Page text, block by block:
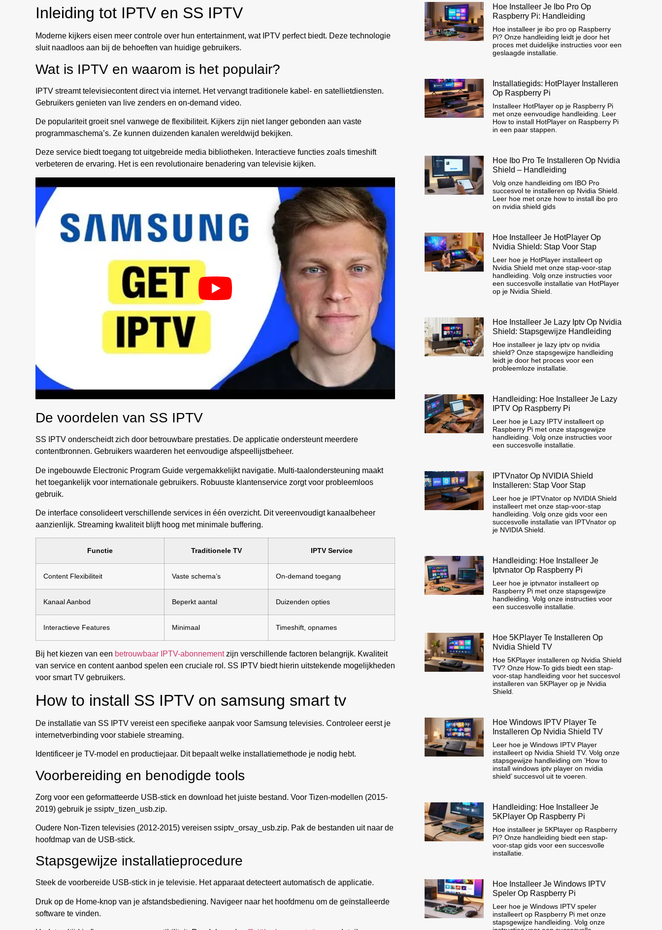
Inleiding tot IPTV en SS IPTV
Moderne kijkers eisen meer controle over hun entertainment, wat IPTV perfect biedt. Deze technologie
sluit naadloos aan bij de behoeften van huidige gebruikers.
Wat is IPTV en waarom is het populair?
IPTV streamt televisiecontent direct via internet. Het vervangt traditionele kabel- en satellietdiensten.
Gebruikers genieten van live zenders en on-demand video.
De populariteit groeit snel vanwege de flexibiliteit. Kijkers zijn niet langer gebonden aan vaste
programmaschema’s. Ze kunnen duizenden kanalen wereldwijd bekijken.
Deze service biedt toegang tot uitgebreide media bibliotheken. Interactieve functies zoals timeshift
verbeteren de ervaring. Het is een revolutionaire benadering van televisie kijken.
De voordelen van SS IPTV
SS IPTV onderscheidt zich door betrouwbare prestaties. De applicatie ondersteunt meerdere
contentbronnen. Gebruikers waarderen het eenvoudige afspeellijstbeheer.
De ingebouwde Electronic Program Guide vergemakkelijkt navigatie. Multi-taalondersteuning maakt
het toegankelijk voor internationale gebruikers. Robuuste klantenservice zorgt voor probleemloos
gebruik.
De interface consolideert verschillende services in één overzicht. Dit vereenvoudigt kanaalbeheer
aanzienlijk. Streaming kwaliteit blijft hoog met minimale buffering.
Functie Traditionele TV IPTV Service
Content Flexibiliteit Vaste schema’s On-demand toegang
Kanaal Aanbod Beperkt aantal Duizenden opties
Interactieve Features Minimaal Timeshift, opnames
Bij het kiezen van een betrouwbaar IPTV-abonnementzijn verschillende factoren belangrijk. Kwaliteit
van service en content aanbod spelen een cruciale rol. SS IPTV biedt hierin uitstekende mogelijkheden
voor smart TV gebruikers.
How to install SS IPTV on samsung smart tv
De installatie van SS IPTV vereist een specifieke aanpak voor Samsung televisies. Controleer eerst je
internetverbinding voor stabiele streaming.
Identificeer je TV-model en productiejaar. Dit bepaalt welke installatiemethode je nodig hebt.
Voorbereiding en benodigde tools
Zorg voor een geformatteerde USB-stick en download het juiste bestand. Voor Tizen-modellen (2015-
2019) gebruik je ssiptv_tizen_usb.zip.
Oudere Non-Tizen televisies (2012-2015) vereisen ssiptv_orsay_usb.zip. Pak de bestanden uit naar de
hoofdmap van de USB-stick.
Stapsgewijze installatieprocedure
Steek de voorbereide USB-stick in je televisie. Het apparaat detecteert automatisch de applicatie.
Druk op de Home-knop van je afstandsbediening. Navigeer naar het hoofdmenu om de geïnstalleerde
software te vinden.
Hoe Installeer Je Ibo Pro Op
Raspberry Pi: Handleiding
Hoe installeer je ibo pro op Raspberry
Pi? Onze handleiding leidt je door het
proces met duidelijke instructies voor een
geslaagde installatie.
Installatiegids: HotPlayer Installeren
Op Raspberry Pi
Installeer HotPlayer op je Raspberry Pi
met onze eenvoudige handleiding. Leer
How to install HotPlayer on Raspberry Pi
in een paar stappen.
Hoe Ibo Pro Te Installeren Op Nvidia
Shield – Handleiding
Volg onze handleiding om IBO Pro
succesvol te installeren op Nvidia Shield.
Leer hoe met onze how to install ibo pro
on nvidia shield gids
Hoe Installeer Je HotPlayer Op
Nvidia Shield: Stap Voor Stap
Leer hoe je HotPlayer installeert op
Nvidia Shield met onze stap-voor-stap
handleiding. Volg onze instructies voor
een succesvolle installatie van HotPlayer
op je Nvidia Shield.
Hoe Installeer Je Lazy Iptv Op Nvidia
Shield: Stapsgewijze Handleiding
Hoe installeer je lazy iptv op nvidia
shield? Onze stapsgewijze handleiding
leidt je door het proces voor een
probleemloze installatie.
Handleiding: Hoe Installeer Je Lazy
IPTV Op Raspberry Pi
Leer hoe je Lazy IPTV installeert op
Raspberry Pi met onze stapsgewijze
handleiding. Volg onze instructies voor
een succesvolle installatie.
IPTVnator Op NVIDIA Shield
Installeren: Stap Voor Stap
Leer hoe je IPTVnator op NVIDIA Shield
installeert met onze stap-voor-stap
handleiding. Volg onze gids voor een
succesvolle installatie van IPTVnator op
je NVIDIA Shield.
Handleiding: Hoe Installeer Je
Iptvnator Op Raspberry Pi
Leer hoe je iptvnator installeert op
Raspberry Pi met onze stapsgewijze
handleiding. Volg onze instructies voor
een succesvolle installatie.
Hoe 5KPlayer Te Installeren Op
Nvidia Shield TV
Hoe 5KPlayer installeren op Nvidia Shield
TV? Onze How-To gids biedt een stap-
voor-stap handleiding voor het succesvol
installeren van 5KPlayer op je Nvidia
Shield.
Hoe Windows IPTV Player Te
Installeren Op Nvidia Shield TV
Leer hoe je Windows IPTV Player
installeert op Nvidia Shield TV. Volg onze
stapsgewijze handleiding om ’How to
install windows iptv player on nvidia
shield’ succesvol uit te voeren.
Handleiding: Hoe Installeer Je
5KPlayer Op Raspberry Pi
Hoe installeer je 5KPlayer op Raspberry
Pi? Onze handleiding biedt een stap-
voor-stap gids voor een succesvolle
installatie.
Hoe Installeer Je Windows IPTV
Speler Op Raspberry Pi
Leer hoe je Windows IPTV speler
installeert op Raspberry Pi met onze
stapsgewijze handleiding. Volg onze